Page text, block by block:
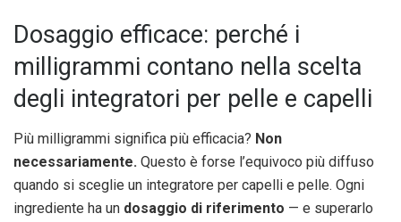
Dosaggio efficace: perché i
milligrammi contano nella scelta
degli integratori per pelle e capelli
Più milligrammi significa più efficacia? Non
necessariamente. Questo è forse l’equivoco più diffuso
quando si sceglie un integratore per capelli e pelle. Ogni
ingrediente ha un dosaggio di riferimento — e superarlo